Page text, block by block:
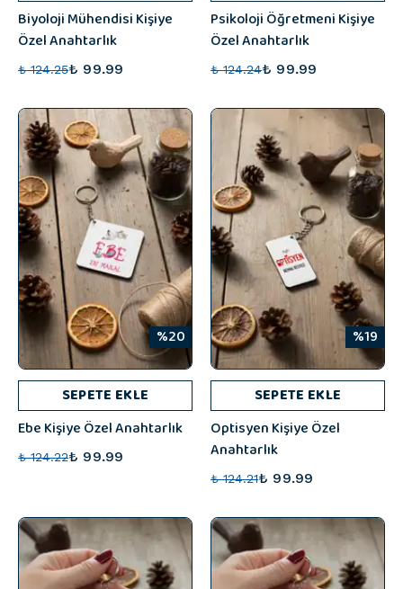
Biyoloji Mühendisi Kişiye
Özel Anahtarlık
₺ 124.25₺ 99.99
Psikoloji Öğretmeni Kişiye
Özel Anahtarlık
₺ 124.24₺ 99.99
%20
SEPETE EKLE
Ebe Kişiye Özel Anahtarlık
₺ 124.22₺ 99.99
%19
SEPETE EKLE
Optisyen Kişiye Özel
Anahtarlık
₺ 124.21₺ 99.99